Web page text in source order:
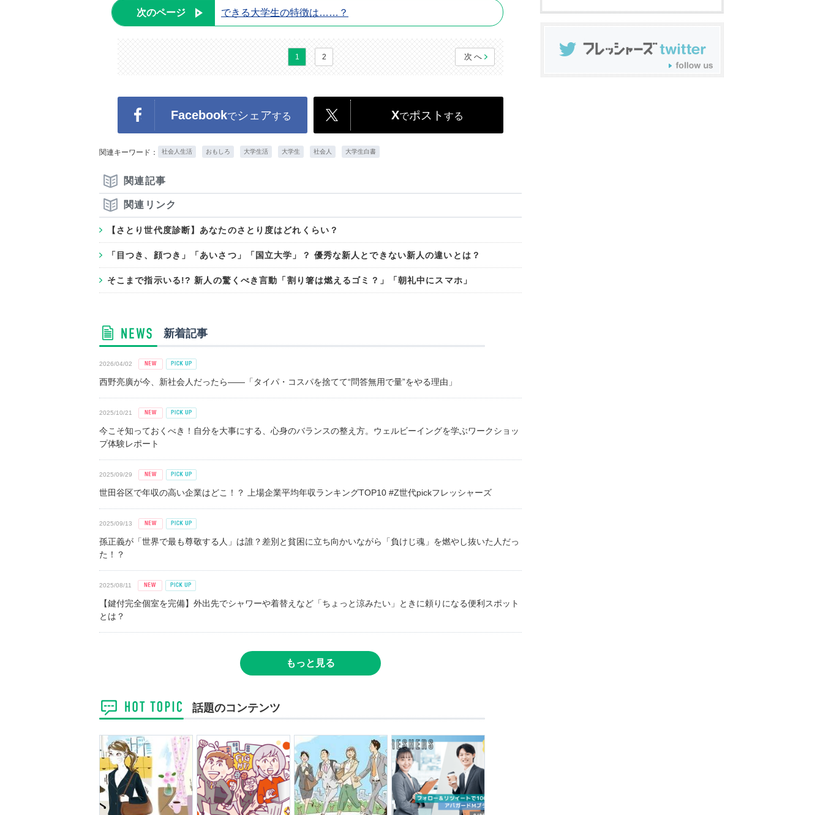
次のページ できる大学生の特徴は……？
1 2 次へ
Facebookでシェアする Xでポスト する
関連キーワード： 社会人生活 おもしろ 大学生活 大学生 社会人 大学生白書
関連記事
関連リンク
【さとり世代度診断】あなたのさとり度はどれくらい？
「目つき、顔つき」「あいさつ」「国立大学」？ 優秀な新人とできない新人の違いとは？
そこまで指示いる!? 新人の驚くべき言動「割り箸は燃えるゴミ？」「朝礼中にスマホ」
新着記事
2026/04/02
西野亮廣が今、新社会人だったら――「タイパ・コスパを捨てて“問答無用で量”をやる理由」
2025/10/21
今こそ知っておくべき！自分を大事にする、心身のバランスの整え方。ウェルビーイングを学ぶワークショッ
プ体験レポート
2025/09/29
世田谷区で年収の高い企業はどこ！？ 上場企業平均年収ランキングTOP10 #Z世代pickフレッシャーズ
2025/09/13
孫正義が「世界で最も尊敬する人」は誰？差別と貧困に立ち向かいながら「負けじ魂」を燃やし抜いた人だっ
た！？
2025/08/11
【鍵付完全個室を完備】外出先でシャワーや着替えなど「ちょっと涼みたい」ときに頼りになる便利スポット
とは？
もっと見る
話題のコンテンツ